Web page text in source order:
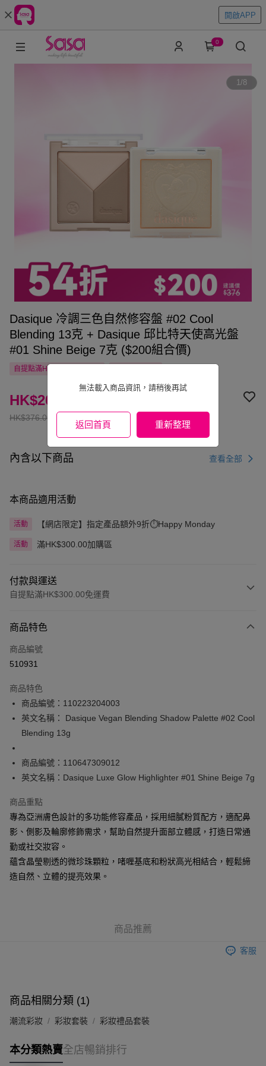
無法載入商品資訊，請稍後再試
返回首頁 重新整理
開啟APP
0
1/8
Dasique 冷調三色自然修容盤 #02 Cool
Blending 13克 + Dasique 邱比特天使高光盤
#01 Shine Beige 7克 ($200組合價)
自提點滿HK$300.00免運費
HK$376.00
HK$200.00
內含以下商品 查看全部
本商品適用活動
活動 【網店限定】指定產品額外9折⏱️Happy Monday
活動 滿HK$300.00加購區
付款與運送
自提點滿HK$300.00免運費
信用卡
Apple Pay
PayMe
WeChat Pay
送貨方式
每筆HK$65.00，滿HK$300.00或以上免運費
順豐站及營業點 - 確認發貨後1-3個工作天送達
每筆HK$65.00，滿HK$300.00或以上免運費
(香港門市) 只顯示可選門市。確認發貨後2-5個工作天到店，3天內
每筆HK$20.00，滿HK$100.00或以上免運費
澳門地區配送 - 確認發貨後1-4個工作天送達
商品特色
商品編號
510931
商品特色
商品編號：110223204003
英文名稱： Dasique Vegan Blending Shadow Palette #02 Cool
Blending 13g
商品編號：110647309012
英文名稱：Dasique Luxe Glow Highlighter #01 Shine Beige 7g
商品重點
專為亞洲膚色設計的多功能修容產品，採用細膩粉質配方，適配鼻
影、側影及輪廓修飾需求，幫助自然提升面部立體感，打造日常通
勤或社交妝容。
蘊含晶瑩剔透的微珍珠顆粒，啫喱基底和粉狀高光相結合，輕鬆締
造自然、立體的提亮效果。
商品推薦
客服
商品相關分類 (1)
潮流彩妝 彩妝套裝 彩妝禮品套裝
本分類熱賣全店暢銷排行